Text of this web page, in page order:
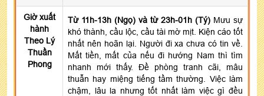
Giờ xuất
hành
Theo Lý
Thuần
Phong
Từ 11h-13h (Ngọ) và từ 23h-01h (Tý) Mưu sự
khó thành, cầu lộc, cầu tài mờ mịt. Kiện cáo tốt
nhất nên hoãn lại. Người đi xa chưa có tin về.
Mất tiền, mất của nếu đi hướng Nam thì tìm
nhanh mới thấy. Đề phòng tranh cãi, mâu
thuẫn hay miệng tiếng tầm thường. Việc làm
chậm, lâu la nhưng tốt nhất làm việc gì đều